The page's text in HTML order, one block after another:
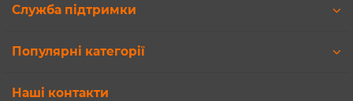
Служба підтримки
Популярні категорії
Наші контакти